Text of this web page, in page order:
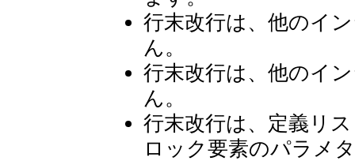
行末改行は、他のイ
ん。
行末改行は、他のイ
ん。
行末改行は、定義リ
ロック要素のパラメ